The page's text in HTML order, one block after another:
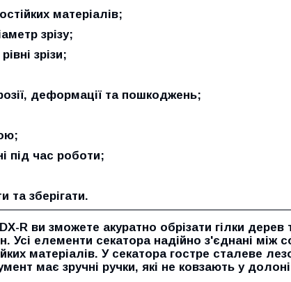
матеріалів;
зрізу;
зрізи;
деформації та пошкоджень;
під час роботи;
та зберігати.
R ви зможете акуратно обрізати гілки дерев
Усі елементи секатора надійно з'єднані між
матеріалів. У секатора гостре сталеве
має зручні ручки, які не ковзають у